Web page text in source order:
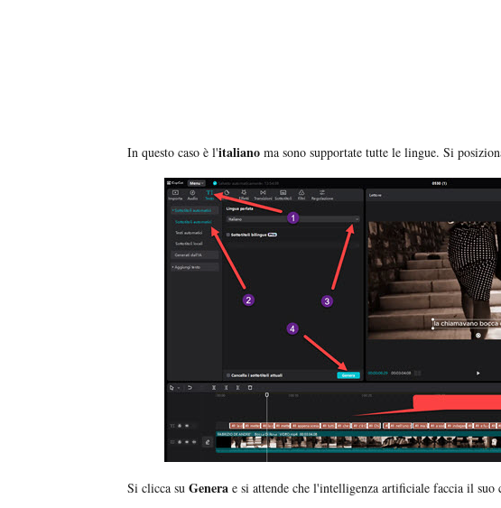
In questo caso è l'italiano ma sono supportate tutte le lingue. Si
Si clicca su Genera e si attende che l'intelligenza artificiale faccia il suo